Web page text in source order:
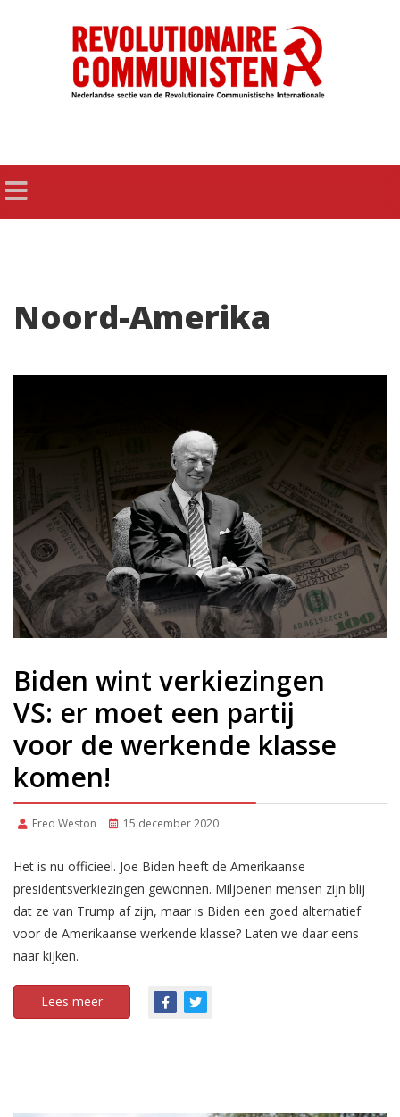
Noord-Amerika
Biden wint verkiezingen
VS: er moet een partij
voor de werkende klasse
komen!
Fred Weston 15 december 2020
Het is nu officieel. Joe Biden heeft de Amerikaanse
presidentsverkiezingen gewonnen. Miljoenen mensen zijn blij
dat ze van Trump af zijn, maar is Biden een goed alternatief
voor de Amerikaanse werkende klasse? Laten we daar eens
naar kijken.
Lees meer